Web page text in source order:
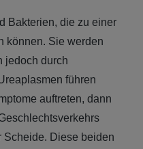
Bakterien, die zu einer
können. Sie werden
jedoch durch
führen
auftreten, dann
Scheide. Diese beiden